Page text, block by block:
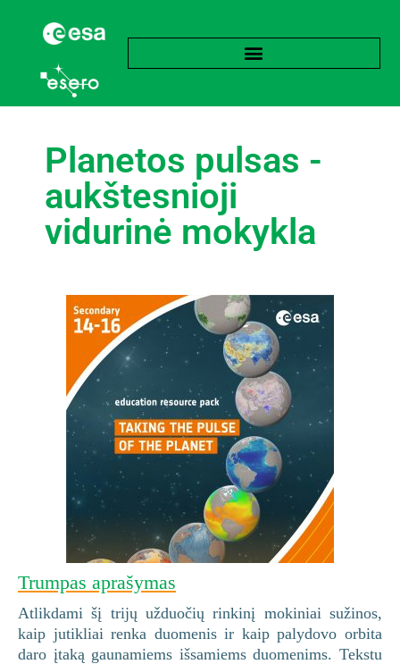
Planetos pulsas -
aukštesnioji
vidurinė mokykla
Trumpas aprašymas
Atlikdami šį trijų užduočių rinkinį mokiniai sužinos,
kaip jutikliai renka duomenis ir kaip palydovo orbita
daro įtaką gaunamiems išsamiems duomenims. Tekstu